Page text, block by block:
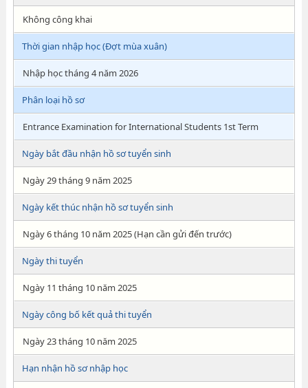
Không công khai
Thời gian nhập học (Đợt mùa xuân)
Nhập học tháng 4 năm 2026
Phân loại hồ sơ
Entrance Examination for International Students 1st Term
Ngày bắt đầu nhận hồ sơ tuyển sinh
Ngày 29 tháng 9 năm 2025
Ngày kết thúc nhận hồ sơ tuyển sinh
Ngày 6 tháng 10 năm 2025 (Hạn cần gửi đến trước)
Ngày thi tuyển
Ngày 11 tháng 10 năm 2025
Ngày công bố kết quả thi tuyển
Ngày 23 tháng 10 năm 2025
Hạn nhận hồ sơ nhập học